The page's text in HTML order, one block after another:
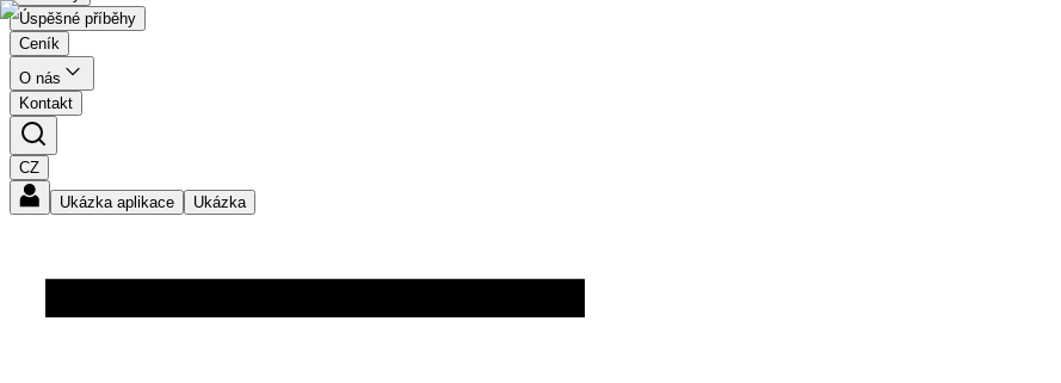
Úspěšné příběhy
Ceník
O nás
Kontakt
CZ
Ukázka aplikace
Ukázka